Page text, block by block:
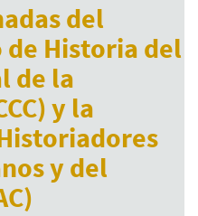
del
Historia del
de la
y la
y del